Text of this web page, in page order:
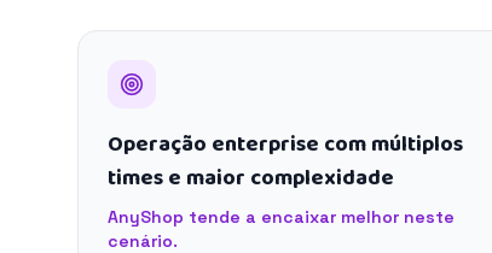
Operação enterprise com múltiplos
times e maior complexidade
AnyShop tende a encaixar melhor neste
cenário.